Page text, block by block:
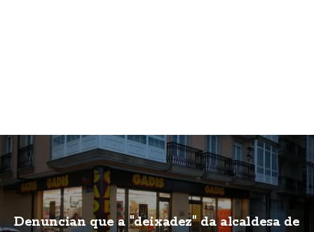
Denuncian que a "deixadez" da alcaldesa de